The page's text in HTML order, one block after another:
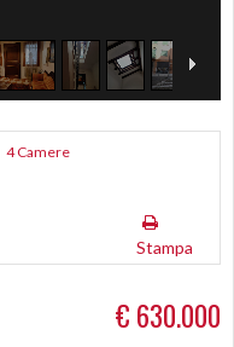
4 Camere
Stampa
€ 630.000